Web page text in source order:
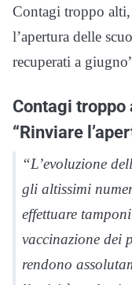
Contagi troppo
l’apertura delle
recuperati a
Contagi troppo
“Rinviare
“L’evoluzione
gli altissimi
effettuare
vaccinazione dei
rendono